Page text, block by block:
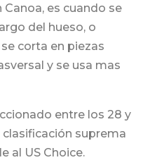
Canoa, es cuando se
del hueso, o
corta en piezas
y se usa mas
entre los 28 y
suprema
al US Choice.